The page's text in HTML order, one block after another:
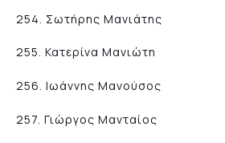
254. Σωτήρης Μανιάτης
255. Κατερίνα Μανιώτη
256. Ιωάννης Μανούσος
257. Γιώργος Μανταίος